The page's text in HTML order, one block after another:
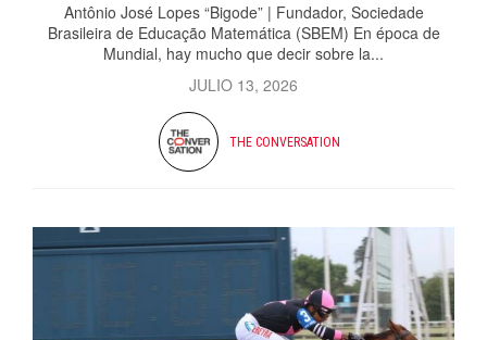
Antônio José Lopes “Bigode” | Fundador, Sociedade
Brasileira de Educação Matemática (SBEM) En época de
Mundial, hay mucho que decir sobre la...
JULIO 13, 2026
THE CONVERSATION